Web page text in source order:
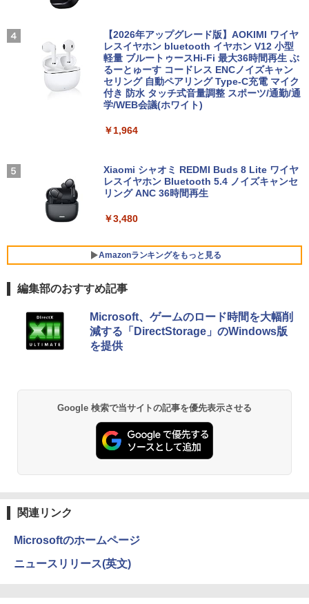
HDMI・VGA / WiFi / 超軽量モバイルノー
ト ・初期設定不要
￥14,800
ire Max 11(2023年発売) グレー B0B2SD
￥19,980
第6世代 最大SSD512G 最大メモリ16G
WPS office付き Windows11 初期設定済
み HP EliteBook 820G3 WEBカメラ搭載
け 薄型軽量 持ち便利 中古パソコン ノー
￥18,600
「楽天ランキング1位」 デスクトップパ
ソコン Windows11 Office付き パソコン
新品｜インテル 第14世代 Core i5-4590 i
5 i7-14700F｜ SSD 256GB～2TB｜メモ
リ 8～64GB DDR4/5｜ デスクトップPC
2年保証 激安 高性能 ゲーム 本体のみ PC
高スペッ 初期設定済み
￥45,700
【今だけP10倍！大量還元！】一体型デ
スクトップパソコン VETESA 22型液晶
付き メモリ8GB SSD256GB 初期設定済
み USB2.0 Wi-Fi無線LAN対応 キーボー
者向け 高性能PC 新品
＼マラソン限定値引／【新品 当日出荷】
新生活応援 7点 セット ゲーミングPC ゲ
ーミングパソコン デスクトップパソコン
￥169,290
＼本日限定500円値下げ／＼楽天1位！20
26年最新の超軽量超薄型／モバイルモニ
ター 15.6インチ フルHD 4K 144Hz タッ
チパネル バッテリー内蔵 無線接続 12モ
デル選択 非光沢 IPSパネル Type-C HDM
I 軽量 薄型 リモートワーク ディスプレイ
持ち運び ポータブルモニター
￥12,480
I.O DATA アイオーデータ/ゲーミングモ
ニター23.8インチ/GigaCrysta/EX-LDGC
【中古】
￥13,900
花沢健吾 ]
￥792
セット （ボニータ・コミックス） [ トマ
￥5,280
【2026年アップグレード版】AOKIMI ワイヤ
レスイヤホン bluetooth イヤホン V12 小型
軽量 ブルートゥースHi-Fi 最大36時間再生 ぶ
るーとゅーす コードレス ENCノイズキャン
セリング 自動ペアリング Type-C充電 マイク
付き 防水 タッチ式音量調整 スポーツ/通勤/通
学/WEB会議(ホワイト)
￥1,964
Xiaomi シャオミ REDMI Buds 8 Lite ワイヤ
レスイヤホン Bluetooth 5.4 ノイズキャンセ
リング ANC 36時間再生
￥3,480
Amazonランキングをもっと見る
BRUCE WAYNE feat. Flo Milli, ATL Jacob
[Explicit]
￥250
[Explicit]
￥250
On My Road (Stadium ver.)
by Amazon 天然水 ラベルレス 500ml ×24本
富士山の天然水 バナジウム含有 水 ミネラル
ウォーター ペットボトル 静岡県産 500ミリリ
ットル (Smart Basic)
【Amazon.co.jp限定】 い・ろ・は・す 2L P
ET ラベルレス ×8本
￥1,112
薬屋のひとりごと 17巻 (デジタル版ビッグガ
ンガンコミックス)
￥770
エース)
￥832
HUNTER×HUNTER モノクロ版 39 (ジャンプ
編集部のおすすめ記事
Microsoft、ゲームのロード時間を大幅削
減する「DirectStorage」のWindows版
を提供
Google 検索で当サイトの記事を優先表示させる
関連リンク
Microsoftのホームページ
ニュースリリース(英文)